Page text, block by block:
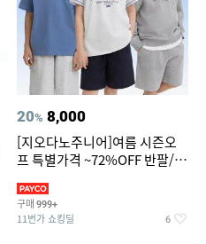
20% 8,000
[지오다노주니어]여름 시즌오
프 특별가격 ~72%OFF 반팔/반
구매 999+
11번가 쇼킹딜 6